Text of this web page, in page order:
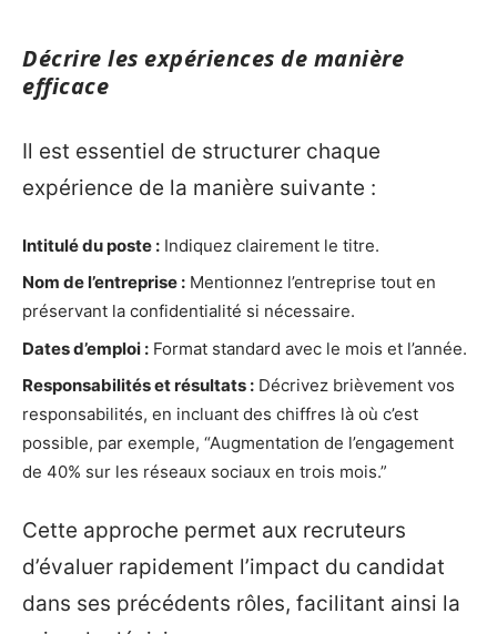
Décrire les expériences de manière
efficace
Il est essentiel de structurer chaque
expérience de la manière suivante :
Intitulé du poste : Indiquez clairement le titre.
Nom de l’entreprise : Mentionnez l’entreprise tout en
préservant la confidentialité si nécessaire.
Dates d’emploi : Format standard avec le mois et l’année.
Responsabilités et résultats : Décrivez brièvement vos
responsabilités, en incluant des chiffres là où c’est
possible, par exemple, “Augmentation de l’engagement
de 40% sur les réseaux sociaux en trois mois.”
Cette approche permet aux recruteurs
d’évaluer rapidement l’impact du candidat
dans ses précédents rôles, facilitant ainsi la